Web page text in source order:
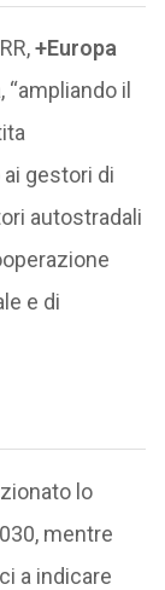
+Europa
, “ampliando il
ai gestori di
autostradali
e di
lo
mentre
a indicare